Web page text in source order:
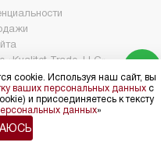
«Kvalitet Trade, LLC»
cookie. Используя наш сайт, вы
ваших персональных данныхс
и присоединяетесь к тексту
данных»